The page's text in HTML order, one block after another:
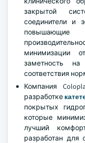
закрытой
соединители и
повышающие
минимизации
заметность
соответствия
Компания
разработке
покрытых
которые
лучший
разработан для